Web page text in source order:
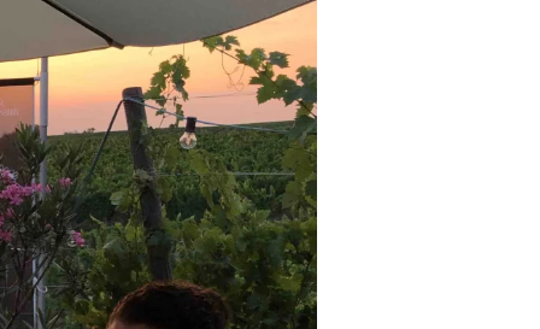
Das könnte Sie interessieren
Stadtführungen
Tickets
Citytour
Übernachtung
Erlebnisse
Essen & Trinken
Wein
Automobil
Kultur
Feste & Highlights